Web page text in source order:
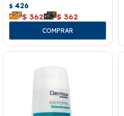
$ 426
$ 362 $ 362